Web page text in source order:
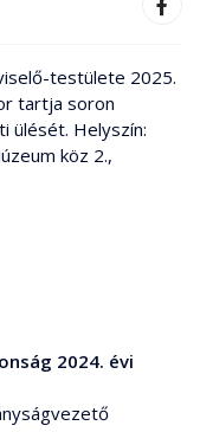
testülete 2025.
tartja soron
ülését. Helyszín:
köz 2.,
2024. évi